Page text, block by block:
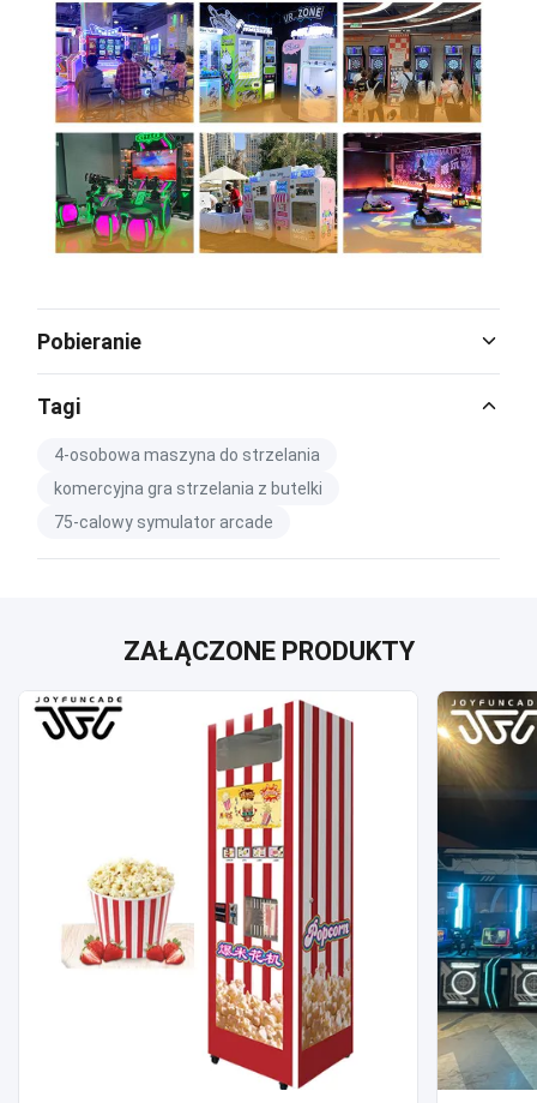
Pobieranie
PDF
Tagi
4-osobowa maszyna do strzelania
komercyjna gra strzelania z butelki
75-calowy symulator arcade
ZAŁĄCZONE PRODUKTY